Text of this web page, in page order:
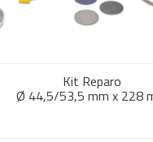
Kit Reparo
Ø 44,5/53,5 mm x 228